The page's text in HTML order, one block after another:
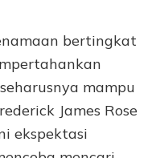
bertingkat
mampu
James Rose
ekspektasi